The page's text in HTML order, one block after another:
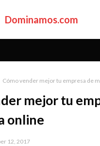
Dominamos.com
Cómo vender mejor tu empresa de
mejor tu
online
12, 2017